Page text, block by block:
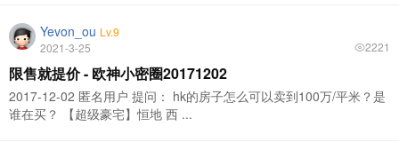
Yevon_ou Lv.9
2021-3-25
2221
限售就提价 - 欧神小密圈20171202
2017-12-02 匿名用户 提问： hk的房子怎么可以卖到100万/平米？是
谁在买？ 【超级豪宅】恒地 西 ...